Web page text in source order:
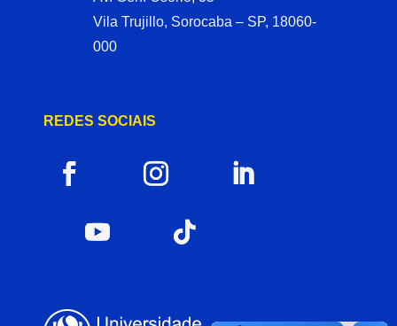
Vila Trujillo, Sorocaba – SP, 18060-
000
REDES SOCIAIS